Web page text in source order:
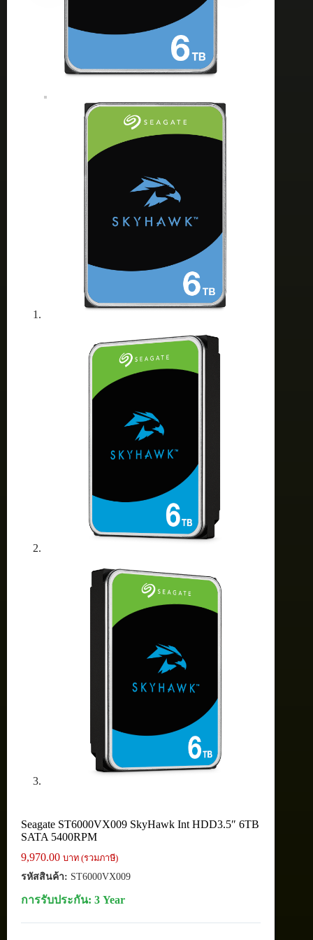
Seagate ST6000VX009 SkyHawk Int HDD3.5″ 6TB
SATA 5400RPM
9,970.00 บาท (รวมภาษี)
รหัสสินค้า: ST6000VX009
การรับประกัน: 3 Year